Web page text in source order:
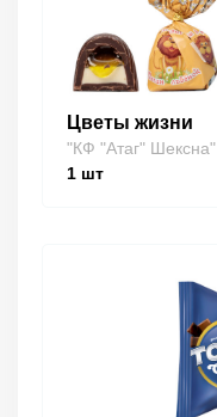
Цветы жизни
"КФ "Атаг" Шексна"
1 шт